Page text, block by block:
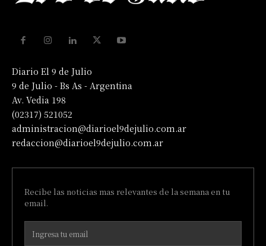
Diario El 9 de Julio
9 de Julio - Bs As - Argentina
Av. Vedia 198
(02317) 521052
administracion@diarioel9dejulio.com.ar
redaccion@diarioel9dejulio.com.ar
Recibe las noticias mas relevantes de la semana en tu
email.